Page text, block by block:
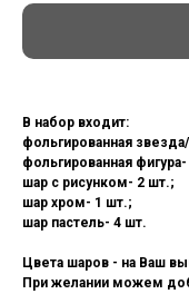
В набор входит:
фольгированная
фольгированная
шар с рисунком- 2 шт.;
шар хром- 1 шт.;
шар пастель- 4 шт.
Цвета шаров - на Ваш
При желании можем